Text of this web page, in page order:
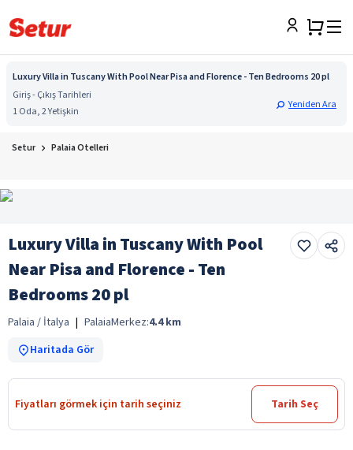
Luxury Villa in Tuscany With Pool Near Pisa and Florence - Ten Bedrooms 20 pl
Giriş - Çıkış Tarihleri
1 Oda, 2 Yetişkin
Yeniden Ara
Setur Palaia Otelleri
Luxury Villa in Tuscany With Pool
Near Pisa and Florence - Ten
Bedrooms 20 pl
Palaia / İtalya | PalaiaMerkez:4.4 km
Haritada Gör
Fiyatları görmek için tarih seçiniz Tarih Seç